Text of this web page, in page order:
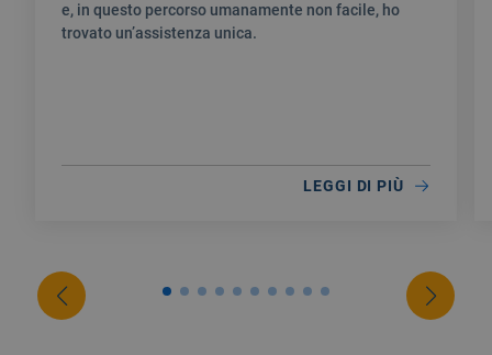
e, in questo percorso umanamente non facile, ho
trovato un’assistenza unica.
LEGGI DI PIÙ